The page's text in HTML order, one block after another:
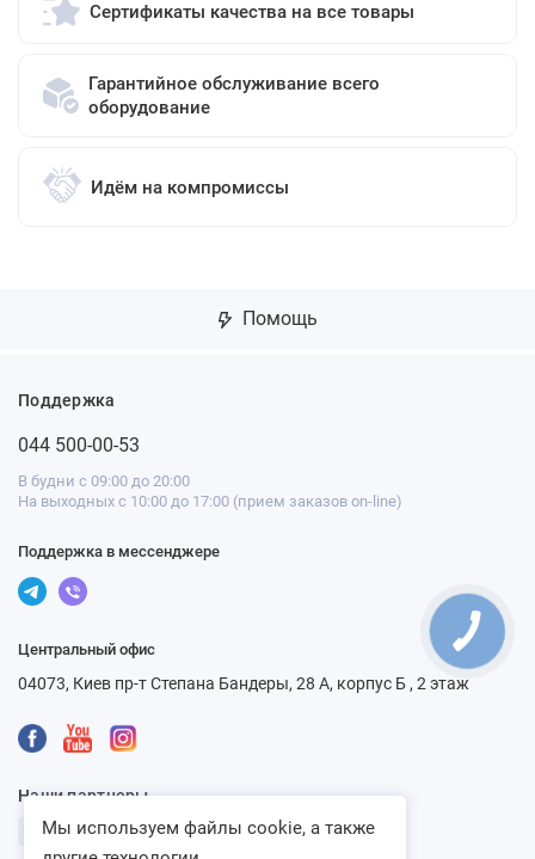
Сертификаты качества на все товары
Гарантийное обслуживание всего
оборудование
Идём на компромиссы
Помощь
Поддержка
044 500-00-53
В будни с 09:00 до 20:00
На выходных с 10:00 до 17:00 (прием заказов on-line)
Поддержка в мессенджере
Центральный офис
04073, Киев пр-т Степана Бандеры, 28 А, корпус Б , 2 этаж
Наши партнеры
Мы используем файлы cookie, а также